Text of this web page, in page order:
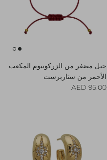
حبل مضفر من الزركونيوم المكعب
الأحمر من ستاربرست
Regular price
95.00 AED